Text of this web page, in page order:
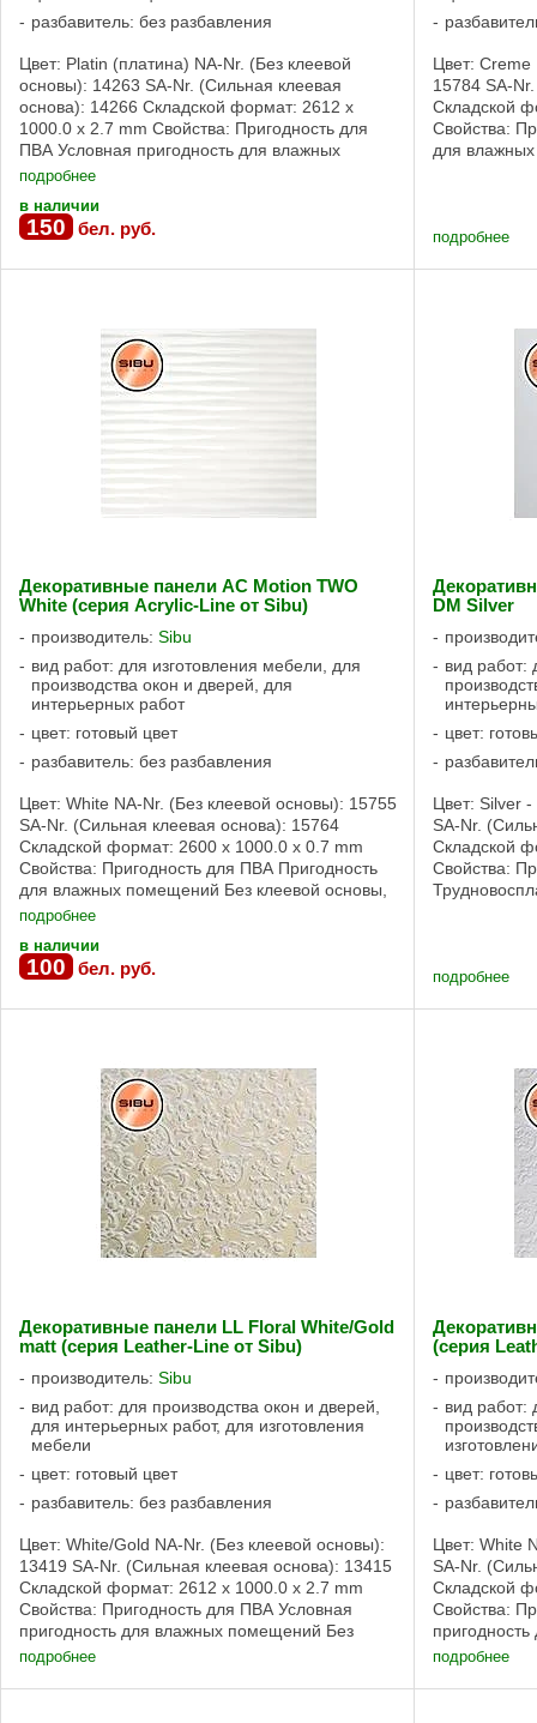
разбавитель: без разбавления
Цвет: Platin (платина) NA-Nr. (Без клеевой
основы): 14263 SA-Nr. (Сильная клеевая
основа): 14266 Складской формат: 2612 x
1000.0 x 2.7 mm Свойства: Пригодность для
ПВА Условная пригодность для влажных
помещений Без клеевой основы, Сильная
подробнее
в наличии
150 бел. руб.
Цвет: Creme
15784 SA-
Складской
Свойства:
для
подробнее
Декоративные панели AC Motion TWO
White (серия Acrylic-Line от Sibu)
производитель: Sibu
вид работ: для изготовления мебели, для
производства окон и дверей, для
интерьерных работ
цвет: готовый цвет
разбавитель: без разбавления
Цвет: White NA-Nr. (Без клеевой основы): 15755
SA-Nr. (Сильная клеевая основа): 15764
Складской формат: 2600 x 1000.0 x 0.7 mm
Свойства: Пригодность для ПВА Пригодность
для влажных помещений Без клеевой основы,
Сильная клеевая основа Свойства ...
подробнее
в наличии
100 бел. руб.
DM Silver
вид работ:
цвет:
Цвет: Silver -
SA-Nr.
Складской
Свойства:
подробнее
Декоративные панели LL Floral White/Gold
matt (серия Leather-Line от Sibu)
производитель: Sibu
вид работ: для производства окон и дверей,
для интерьерных работ, для изготовления
мебели
цвет: готовый цвет
разбавитель: без разбавления
Цвет: White/Gold NA-Nr. (Без клеевой основы):
13419 SA-Nr. (Сильная клеевая основа): 13415
Складской формат: 2612 x 1000.0 x 2.7 mm
Свойства: Пригодность для ПВА Условная
пригодность для влажных помещений Без
клеевой основы, Сильная клеевая основа ...
подробнее
(серия
вид работ:
цвет:
Цвет: White
SA-Nr.
Складской
Свойства:
клеевой
подробнее